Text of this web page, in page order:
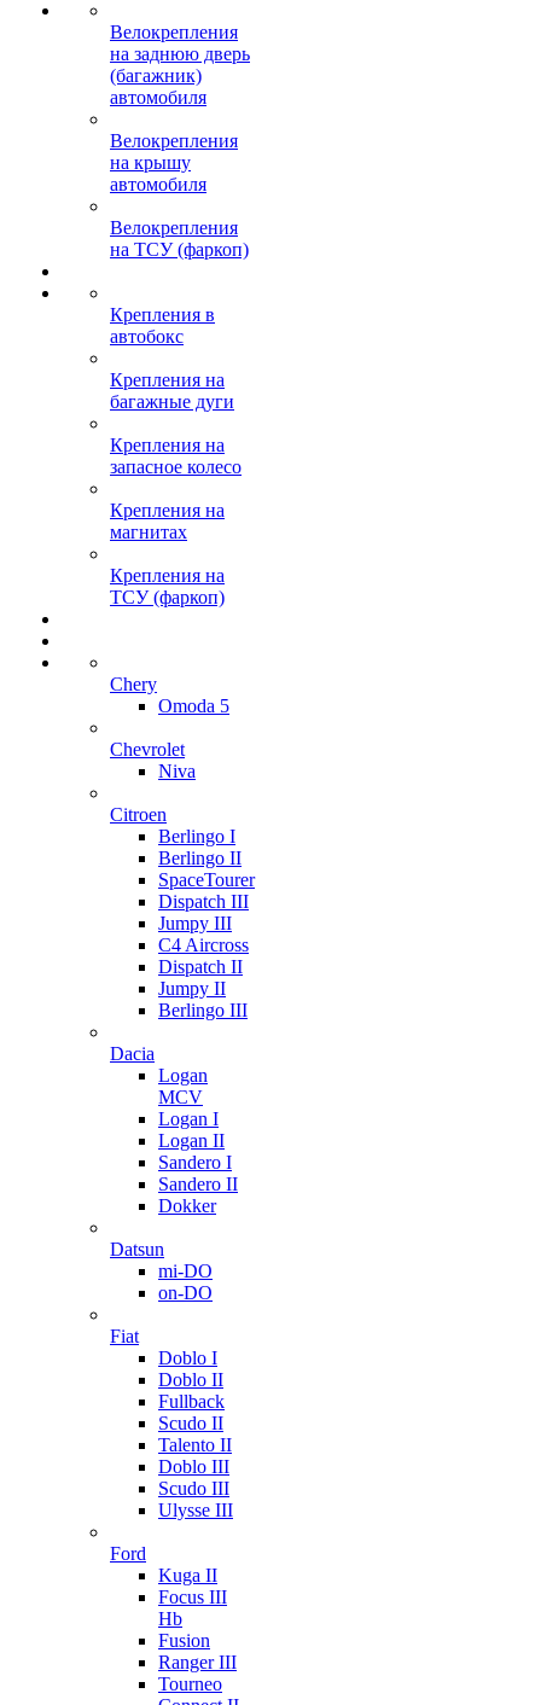
Велокрепления
на заднюю дверь
(багажник)
автомобиля
Велокрепления
на крышу
автомобиля
Велокрепления
на ТСУ (фаркоп)
Крепления в
автобокс
Крепления на
багажные дуги
Крепления на
запасное колесо
Крепления на
магнитах
Крепления на
ТСУ (фаркоп)
Chery
Omoda 5
Chevrolet
Niva
Citroen
Berlingo I
Berlingo II
SpaceTourer
Dispatch III
Jumpy III
C4 Aircross
Dispatch II
Jumpy II
Berlingo III
Dacia
Logan
MCV
Logan I
Logan II
Sandero I
Sandero II
Dokker
Datsun
mi-DO
on-DO
Fiat
Doblo I
Doblo II
Fullback
Scudo II
Talento II
Doblo III
Scudo III
Ulysse III
Ford
Kuga II
Focus III
Hb
Fusion
Ranger III
Tourneo